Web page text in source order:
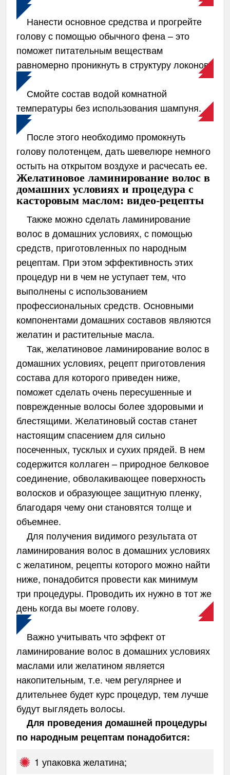
Нанести основное средства и прогрейте
голову с помощью обычного фена – это
поможет питательным веществам
равномерно проникнуть в структуру локонов.
Смойте состав водой комнатной
температуры без использования шампуня.
После этого необходимо промокнуть
голову полотенцем, дать шевелюре немного
остыть на открытом воздухе и расчесать ее.
Желатиновое ламинирование волос в
домашних условиях и процедура с
касторовым маслом: видео-рецепты
Также можно сделать ламинирование
волос в домашних условиях, с помощью
средств, приготовленных по народным
рецептам. При этом эффективность этих
процедур ни в чем не уступает тем, что
выполнены с использованием
профессиональных средств. Основными
компонентами домашних составов являются
желатин и растительные масла.
Так, желатиновое ламинирование волос в
домашних условиях, рецепт приготовления
состава для которого приведен ниже,
поможет сделать очень пересушенные и
поврежденные волосы более здоровыми и
блестящими. Желатиновый состав станет
настоящим спасением для сильно
посеченных, тусклых и сухих прядей. В нем
содержится коллаген – природное белковое
соединение, обволакивающее поверхность
волосков и образующее защитную пленку,
благодаря чему они становятся толще и
объемнее.
Для получения видимого результата от
ламинирования волос в домашних условиях
с желатином, рецепты которого можно найти
ниже, понадобится провести как минимум
три процедуры. Проводить их нужно в тот же
день когда вы моете голову.
Важно учитывать что эффект от
ламинирование волос в домашних условиях
маслами или желатином является
накопительным, т.е. чем регулярнее и
длительнее будет курс процедур, тем лучше
будут выглядеть волосы.
Для проведения домашней процедуры
по народным рецептам понадобится:
1 упаковка желатина;